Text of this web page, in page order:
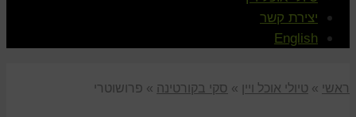
יצירת קשר
English
ראשי » טיולי אוכל ויין » סקי בקורטינה » פרושוטרי